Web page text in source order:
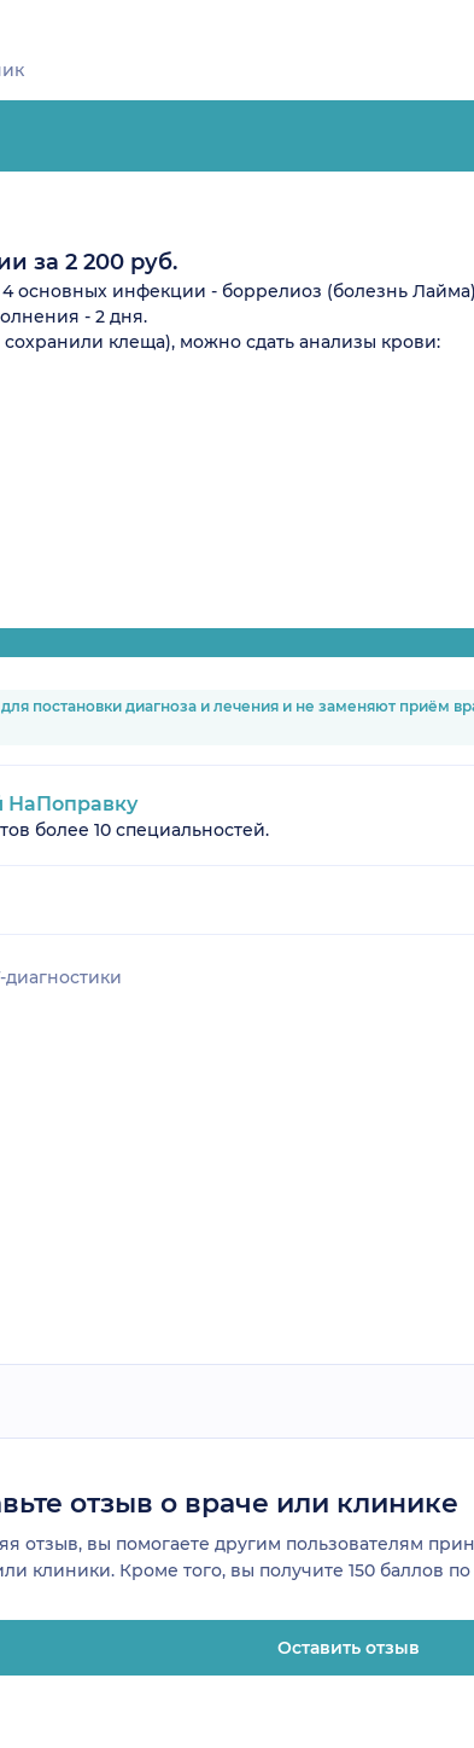
за 2 200 руб.
основных инфекции - боррелиоз (болезнь
- 2 дня.
клеща), можно сдать анализы крови:
постановки диагноза и лечения и не заменяют приём
НаПоправку
более 10 специальностей.
отзыв о враче или клинике
отзыв, вы помогаете другим пользователям
клиники. Кроме того, вы получите 150 баллов по
Оставить отзыв